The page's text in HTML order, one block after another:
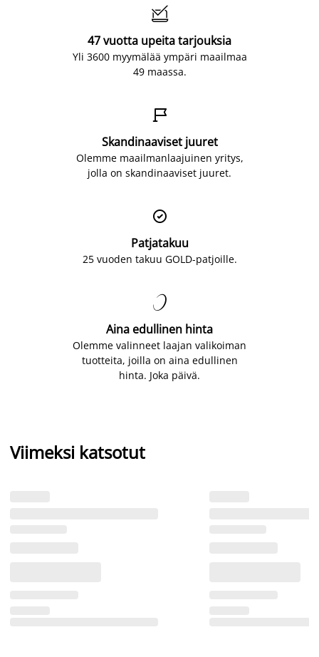

47 vuotta upeita tarjouksia
Yli 3600 myymälää ympäri maailmaa
49 maassa.

Skandinaaviset juuret
Olemme maailmanlaajuinen yritys,
jolla on skandinaaviset juuret.

Patjatakuu
25 vuoden takuu GOLD-patjoille.

Aina edullinen hinta
Olemme valinneet laajan valikoiman
tuotteita, joilla on aina edullinen
hinta. Joka päivä.
Viimeksi katsotut